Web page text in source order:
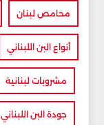
محامص لبنان
أنواع البن اللبناني
مشروبات لبنانية
جودة البن اللبناني